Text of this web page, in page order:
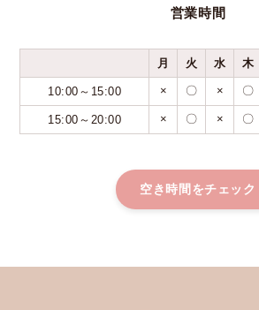
営業時間
月 火 水 木
10:00～15:00 × 〇 × 〇
15:00～20:00 × 〇 × 〇
空き時間をチェック